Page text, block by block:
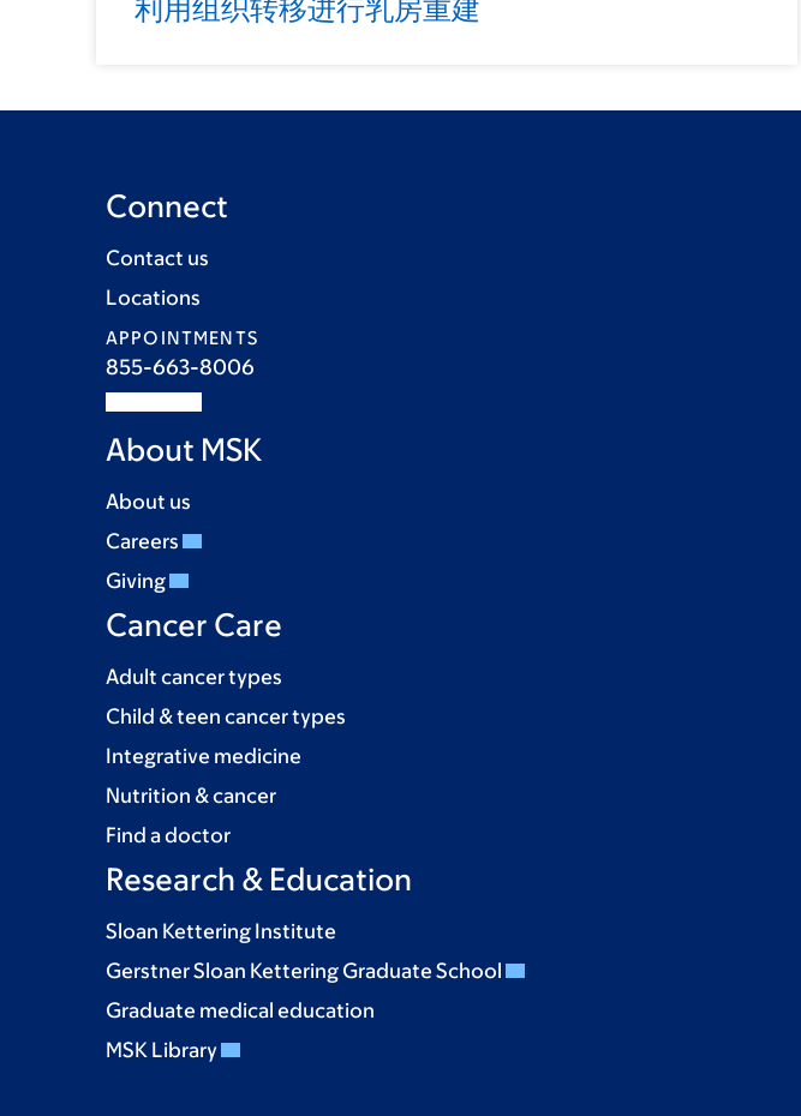
Connect
Contact us
Locations
APPOINTMENTS
855-663-8006
About MSK
About us
Careers
Giving
Cancer Care
Adult cancer types
Child & teen cancer types
Integrative medicine
Nutrition & cancer
Find a doctor
Research & Education
Sloan Kettering Institute
Gerstner Sloan Kettering Graduate School
Graduate medical education
MSK Library